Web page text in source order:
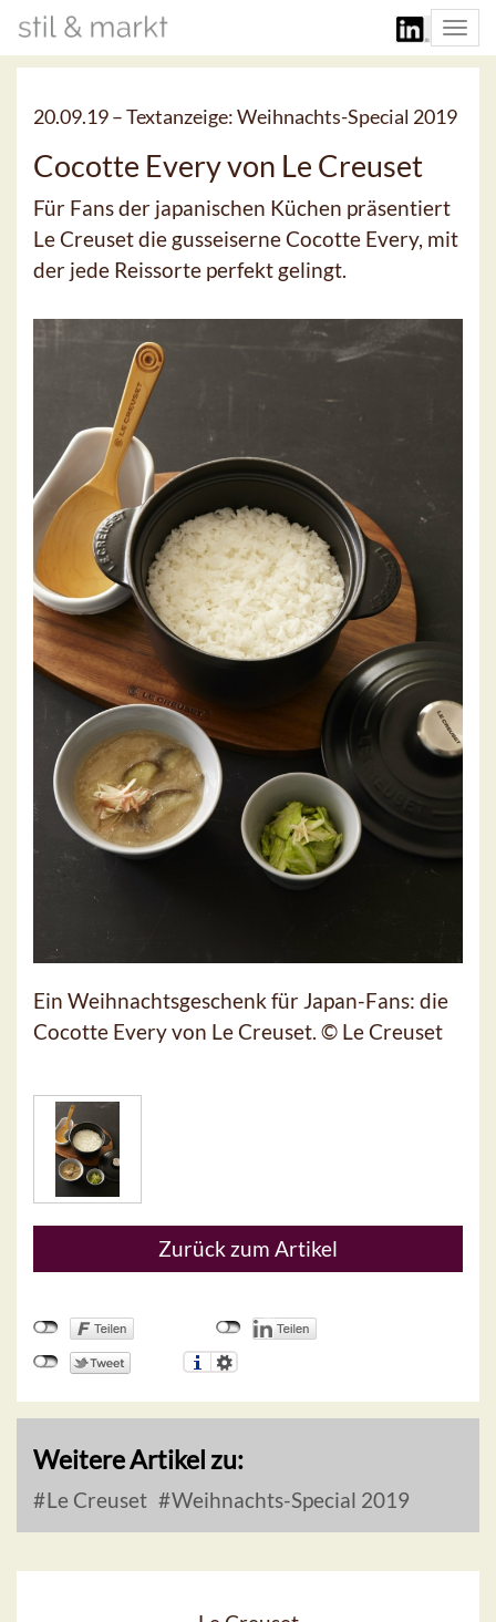
20.09.19 –Textanzeige: Weihnachts-Special 2019
Cocotte Every von Le Creuset
Für Fans der japanischen Küchen präsentiert
Le Creuset die gusseiserne Cocotte Every, mit
der jede Reissorte perfekt gelingt.
Ein Weihnachtsgeschenk für Japan-Fans: die
Cocotte Every von Le Creuset. © Le Creuset
Zurück zum Artikel
Weitere Artikel zu:
Le Creuset Weihnachts-Special 2019